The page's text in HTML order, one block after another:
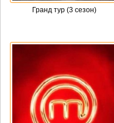
Гранд тур (3 сезон)